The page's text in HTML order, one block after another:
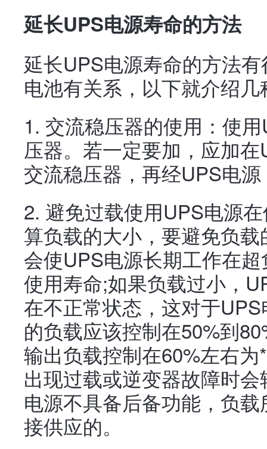
延长UPS电源寿命的方法
延长UPS电源寿命的方法
电池有关系，以下就介绍
1. 交流稳压器的使用：使
压器。若一定要加，应加
交流稳压器，再经UPS电
2. 避免过载使用UPS电源
算负载的大小，要避免负
会使UPS电源长期工作在
使用寿命;如果负载过小，
在不正常状态，这对于
的负载应该控制在50%到
输出负载控制在60%左右
出现过载或逆变器故障时
电源不具备后备功能，负
接供应的。